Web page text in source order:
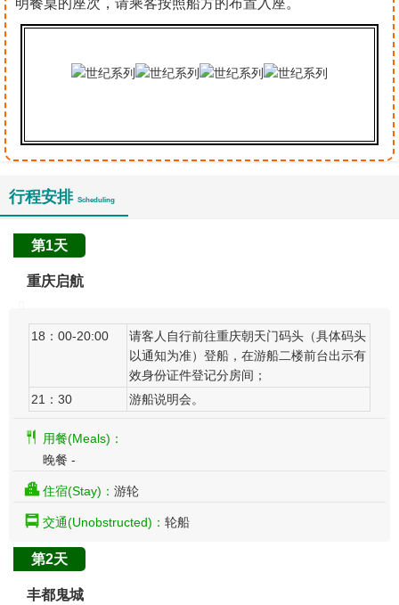
行程安排 Scheduling
第1天
重庆启航
18：00-20:00
请客人自行前往重庆朝天门码头（具体码头
以通知为准）登船，在游船二楼前台出示有
效身份证件登记分房间；
21：30
游船说明会。
用餐(Meals)：
晚餐 -
住宿(Stay)： 游轮
交通(Unobstructed)： 轮船
第2天
丰都鬼城